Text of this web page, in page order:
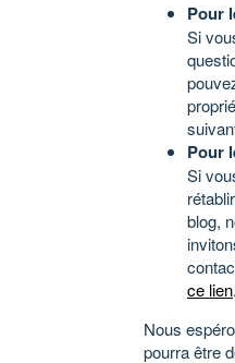
Pour
Si
Pour
Si
blog,
ce lien.
Nous
pourra être